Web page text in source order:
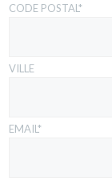
CODE POSTAL*
VILLE
EMAIL*